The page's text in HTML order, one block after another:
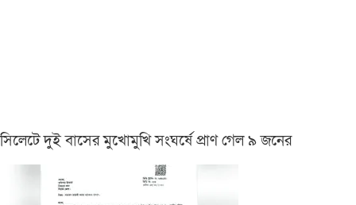
সিলেটে দুই বাসের মুখোমুখি সংঘর্ষে প্রাণ গেল ৯ জনের